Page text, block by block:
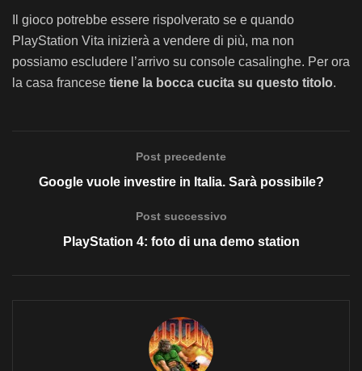
Il gioco potrebbe essere rispolverato se e quando
PlayStation Vita inizierà a vendere di più, ma non
possiamo escludere l’arrivo su console casalinghe. Per ora
la casa francese tiene la bocca cucita su questo titolo.
Post precedente
Google vuole investire in Italia. Sarà possibile?
Post successivo
PlayStation 4: foto di una demo station